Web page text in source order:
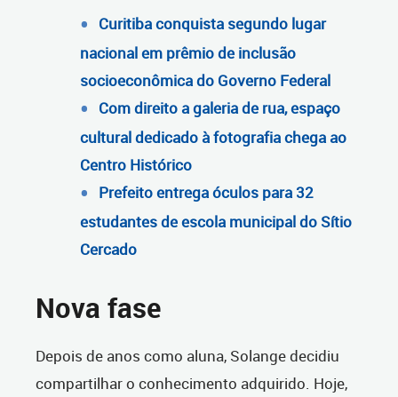
Curitiba conquista segundo lugar
nacional em prêmio de inclusão
socioeconômica do Governo Federal
Com direito a galeria de rua, espaço
cultural dedicado à fotografia chega ao
Centro Histórico
Prefeito entrega óculos para 32
estudantes de escola municipal do Sítio
Cercado
Nova fase
Depois de anos como aluna, Solange decidiu
compartilhar o conhecimento adquirido. Hoje,